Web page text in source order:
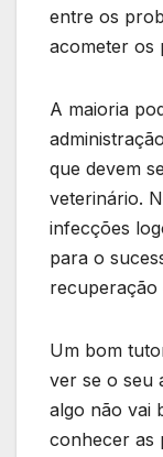
entre os
acometer os
A maioria
que devem
veterinário.
infecções
para o
recuperação
Um bom
ver se o seu
algo não vai
conhecer as